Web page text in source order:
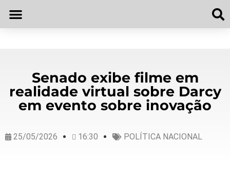
Senado exibe filme em
realidade virtual sobre Darcy
em evento sobre inovação
25/05/2026 16:30 POLÍTICA NACIONAL